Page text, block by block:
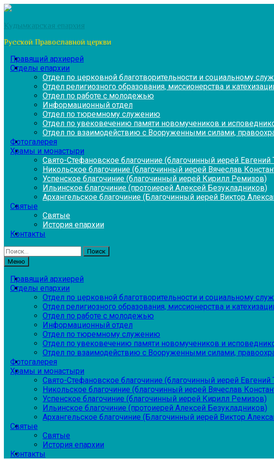
Перейти
содержимому
Кудымкарская епархия
Русской Православной церкви
Правящий архиерей
Отделы епархии
Отдел по церковной благотворительности и социальному
Отдел религиозного образования, миссионерства и
Отдел по работе с молодежью
Информационный отдел
Отдел по тюремному служению
Отдел по увековечению памяти новомучеников и
Отдел по взаимодействию с Вооруженными силами,
Фотогалерея
Храмы и монастыри
Свято-Стефановское благочиние (благочинный иерей Евгений
Никольское благочиние (благочинный иерей Вячеслав
Успенское благочиние (благочинный иерей Кирилл Ремизов)
Ильинское благочиние (протоиерей Алексей Безукладников)
Архангельское благочиние (Благочинный иерей Виктор
Святые
Святые
История епархии
Контакты
Найти:
Меню
Правящий архиерей
Отделы епархии
Отдел по церковной благотворительности и социальному
Отдел религиозного образования, миссионерства и
Отдел по работе с молодежью
Информационный отдел
Отдел по тюремному служению
Отдел по увековечению памяти новомучеников и
Отдел по взаимодействию с Вооруженными силами,
Фотогалерея
Храмы и монастыри
Свято-Стефановское благочиние (благочинный иерей Евгений
Никольское благочиние (благочинный иерей Вячеслав
Успенское благочиние (благочинный иерей Кирилл Ремизов)
Ильинское благочиние (протоиерей Алексей Безукладников)
Архангельское благочиние (Благочинный иерей Виктор
Святые
Святые
История епархии
Контакты